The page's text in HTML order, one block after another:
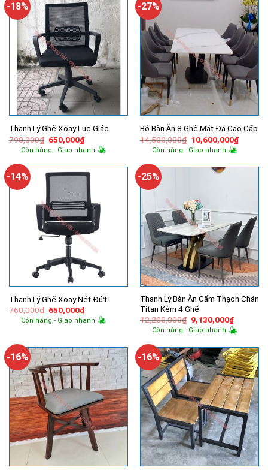
-18%
Thanh Lý Ghế Xoay Lục Giác
790,000₫ Giá
gốc
là:
650,000₫Giá
hiện
tại
650,000₫.
Còn hàng - Giao nhanh
-27%
Bộ Bàn Ăn 8 Ghế Mặt Đá Cao Cấp
14,500,000₫ Giá
gốc
là:
10,600,000₫Giá
hiện
Còn hàng - Giao nhanh
-14%
Thanh Lý Ghế Xoay Nét Đứt
760,000₫ Giá
gốc
là:
650,000₫Giá
hiện
tại
Còn hàng - Giao nhanh
-25%
Thanh Lý Bàn Ăn Cẩm Thạch Chân
Titan Kèm 4 Ghế
12,200,000₫ Giá
gốc
là:
9,130,000₫Giá
hiện
tại
Còn hàng - Giao nhanh
-16% -16%